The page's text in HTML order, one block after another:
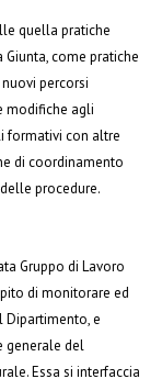
quella pratiche
come pratiche
percorsi
modifiche agli
formativi con altre
di coordinamento
procedure.
Gruppo di Lavoro
di monitorare ed
Dipartimento, e
generale del
Essa si interfaccia